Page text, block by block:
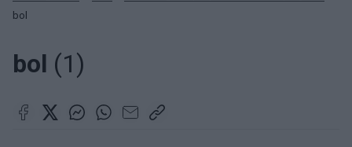
bol
bol (1)